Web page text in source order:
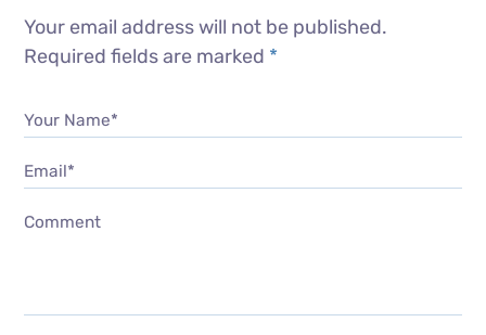
Your email address will not be published.
Required fields are marked *
Your Name*
Email*
Comment